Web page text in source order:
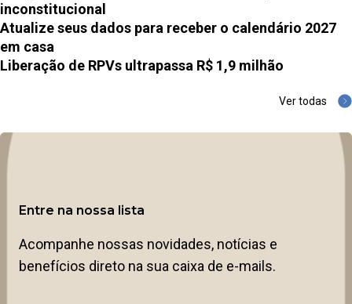
inconstitucional
Atualize seus dados para receber o calendário 2027
em casa
Liberação de RPVs ultrapassa R$ 1,9 milhão
Ver todas
Entre na nossa lista
Acompanhe nossas novidades, notícias e
benefícios direto na sua caixa de e-mails.